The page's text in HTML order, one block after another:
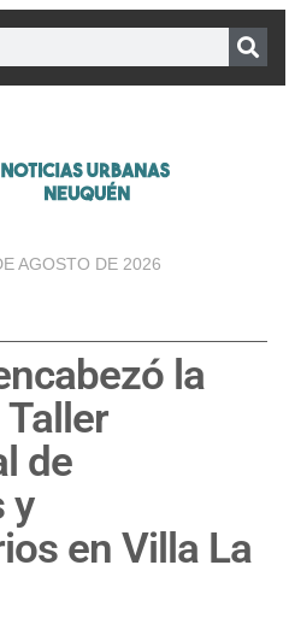
AGOSTO DE 2026
la
de
y
en Villa La